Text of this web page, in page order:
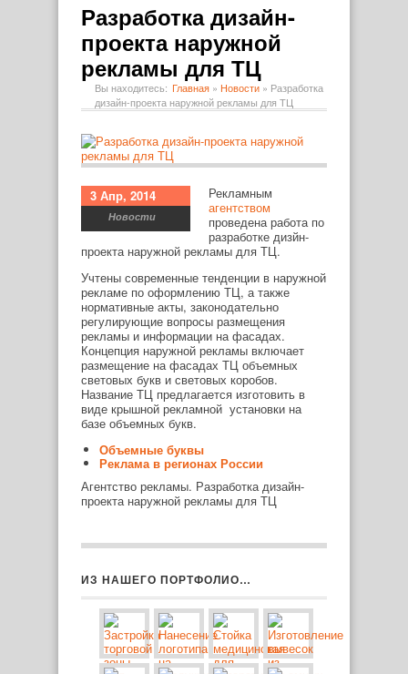
Разработка дизайн-
проекта наружной
рекламы для ТЦ
Вы находитесь: Главная » Новости » Разработка
дизайн-проекта наружной рекламы для ТЦ
3 Апр, 2014
Новости
Рекламным
агентством
проведена работа по
разработке дизйн-
проекта наружной рекламы для ТЦ.
Учтены современные тенденции в наружной
рекламе по оформлению ТЦ, а также
нормативные акты, законодательно
регулирующие вопросы размещения
рекламы и информации на фасадах.
Концепция наружной рекламы включает
размещение на фасадах ТЦ объемных
световых букв и световых коробов.
Название ТЦ предлагается изготовить в
виде крышной рекламной установки на
базе объемных букв.
Объемные буквы
Реклама в регионах России
Агентство рекламы. Разработка дизайн-
проекта наружной рекламы для ТЦ
ИЗ НАШЕГО ПОРТФОЛИО…